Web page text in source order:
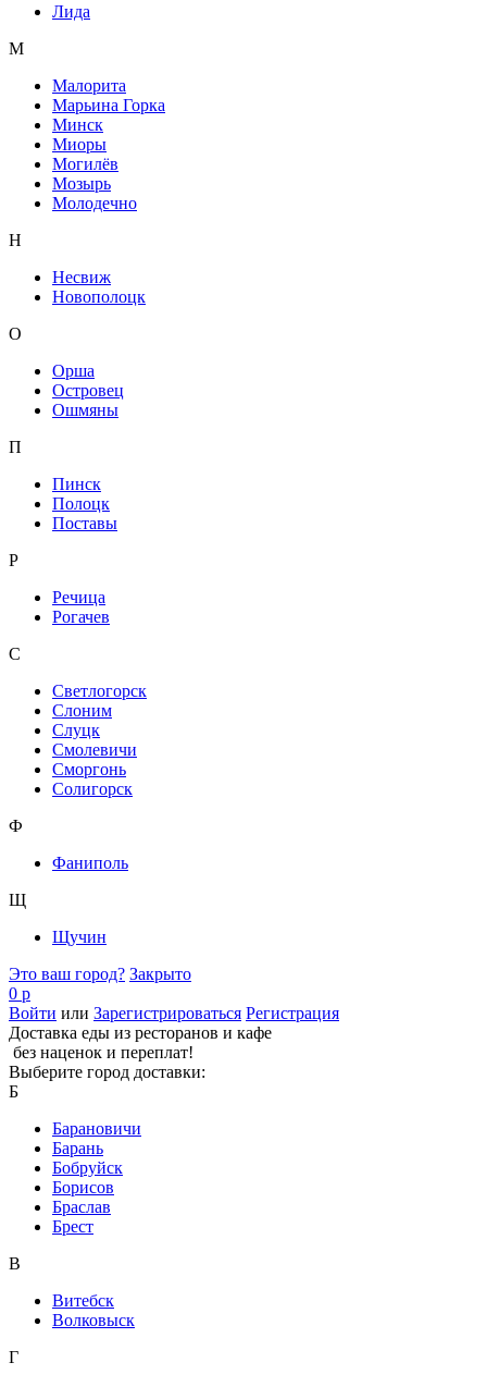
Лида
М
Малорита
Марьина Горка
Минск
Миоры
Могилёв
Мозырь
Молодечно
Н
Несвиж
Новополоцк
О
Орша
Островец
Ошмяны
П
Пинск
Полоцк
Поставы
Р
Речица
Рогачев
С
Светлогорск
Слоним
Слуцк
Смолевичи
Сморгонь
Солигорск
Ф
Фаниполь
Щ
Щучин
Это ваш город? Закрыто
0 р
Войти или Зарегистрироваться Регистрация
Доставка еды из ресторанов и кафе
без наценок и переплат!
Выберите город доставки:
Б
Барановичи
Барань
Бобруйск
Борисов
Браслав
Брест
В
Витебск
Волковыск
Г